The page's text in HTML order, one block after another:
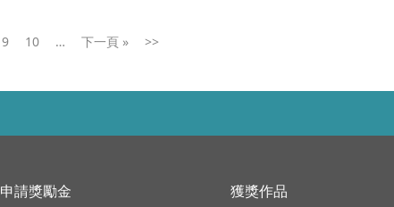
9 10 … » >>
申請獎勵金 獲獎作品